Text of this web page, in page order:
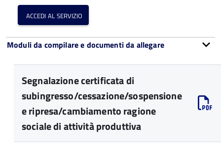
accedi al servizio
Moduli da compilare e documenti da allegare
Segnalazione certificata di
subingresso/cessazione/sospensione
e ripresa/cambiamento ragione
sociale di attività produttiva